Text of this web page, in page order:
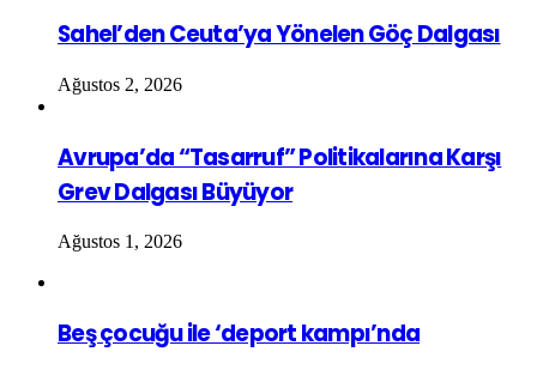
Sahel’den Ceuta’ya Yönelen Göç Dalgası
Ağustos 2, 2026
Avrupa’da “Tasarruf” Politikalarına Karşı
Grev Dalgası Büyüyor
Ağustos 1, 2026
Beş çocuğu ile ‘deport kampı’nda